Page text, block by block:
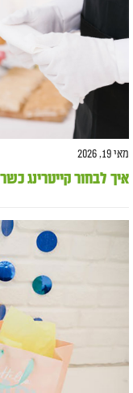
מאי 19, 2026
איך לבחור קייטרינג